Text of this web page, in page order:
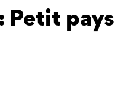
Petit pays